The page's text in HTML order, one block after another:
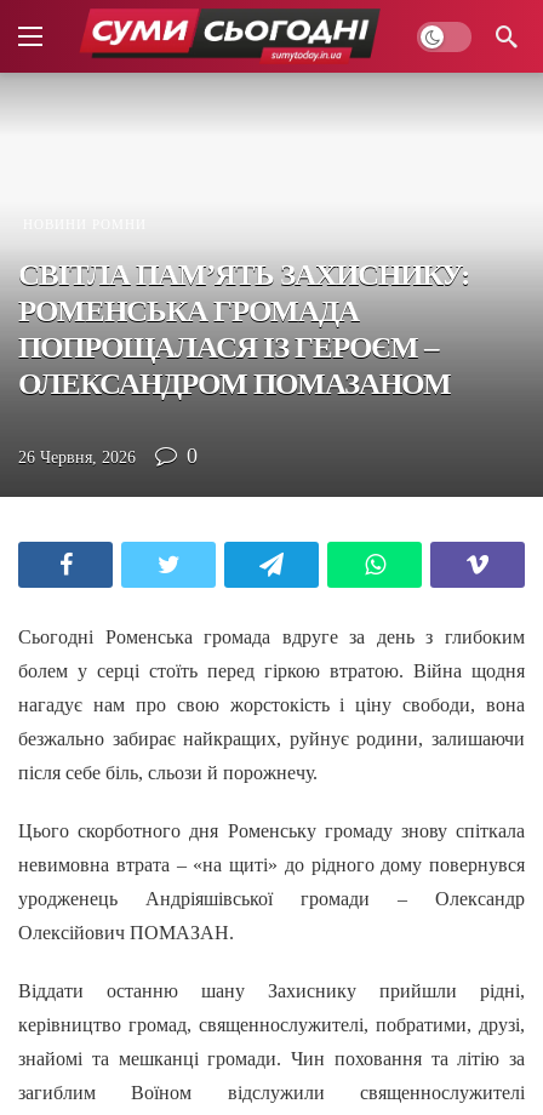
СВІТЛА ПАМ’ЯТЬ ЗАХИСНИКУ:
РОМЕНСЬКА ГРОМАДА
ПОПРОЩАЛАСЯ ІЗ ГЕРОЄМ –
ОЛЕКСАНДРОМ ПОМАЗАНОМ
26 Червня, 2026 0
Сьогодні Роменська громада вдруге за день з глибоким
болем у серці стоїть перед гіркою втратою. Війна щодня
нагадує нам про свою жорстокість і ціну свободи, вона
безжально забирає найкращих, руйнує родини, залишаючи
після себе біль, сльози й порожнечу.
Цього скорботного дня Роменську громаду знову спіткала
невимовна втрата – «на щиті» до рідного дому повернувся
уродженець Андріяшівської громади – Олександр
Олексійович ПОМАЗАН.
Віддати останню шану Захиснику прийшли рідні,
керівництво громад, священнослужителі, побратими, друзі,
знайомі та мешканці громади. Чин поховання та літію за
загиблим Воїном відслужили священнослужителі